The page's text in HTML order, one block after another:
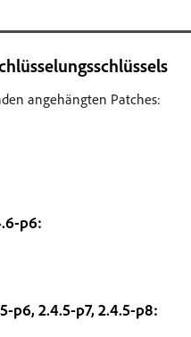
angehängten Patches:
p6:
p6, 2.4.5-p7, 2.4.5-p8: